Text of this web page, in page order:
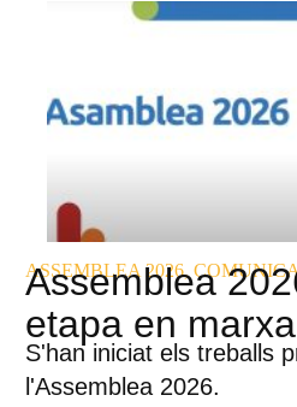
ASSEMBLEA 2026,
Assemblea
etapa en marxa
S'han iniciat els treballs
l'Assemblea 2026.